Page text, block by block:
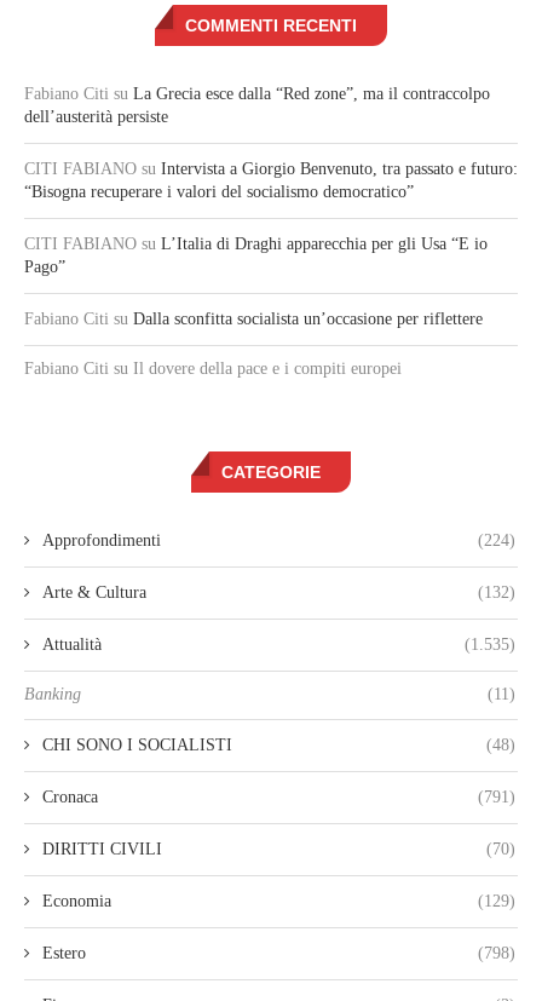
COMMENTI RECENTI
Fabiano Citi su La Grecia esce dalla “Red zone”, ma il contraccolpo
dell’austerità persiste
CITI FABIANO su Intervista a Giorgio Benvenuto, tra passato e futuro:
“Bisogna recuperare i valori del socialismo democratico”
CITI FABIANO su L’Italia di Draghi apparecchia per gli Usa “E io
Pago”
Fabiano Citi su Dalla sconfitta socialista un’occasione per riflettere
Fabiano Citi su Il dovere della pace e i compiti europei
CATEGORIE
Approfondimenti (224)
Arte & Cultura (132)
Attualità (1.535)
Banking (11)
CHI SONO I SOCIALISTI (48)
Cronaca (791)
DIRITTI CIVILI (70)
Economia (129)
Estero (798)